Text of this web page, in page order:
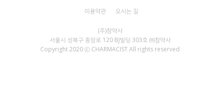
서울시 성북구 종암로 120 BJ빌딩 303호 ㈜참약사
Copyright 2020 ⓒ CHARMACIST All rights reserved
이용약관 오시는 길